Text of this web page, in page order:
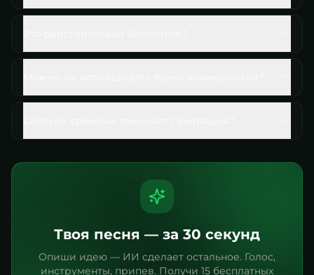
Твоя песня — за 30 секунд
Опиши идею — ИИ сделает остальное. Голос,
инструменты, припев. Получи 15 бесплатных